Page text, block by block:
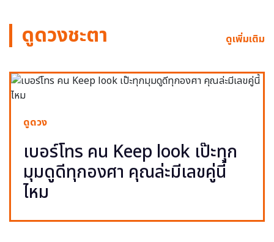
ดูดวงชะตา ดูเพิ่มเติม
ดูดวง
เบอร์โทร คน Keep look เป๊ะทุก
มุมดูดีทุกองศา คุณล่ะมีเลขคู่นี้
ไหม